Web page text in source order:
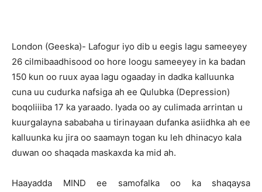
London (Geeska)- Lafogur iyo dib u eegis lagu sameeyey
26 cilmibaadhisood oo hore loogu sameeyey in ka badan
150 kun oo ruux ayaa lagu ogaaday in dadka kalluunka
cuna uu cudurka nafsiga ah ee Qulubka (Depression)
boqoliiiba 17 ka yaraado. Iyada oo ay culimada arrintan u
kuurgalayna sababaha u tirinayaan dufanka asiidhka ah ee
kalluunka ku jira oo saamayn togan ku leh dhinacyo kala
duwan oo shaqada maskaxda ka mid ah.
Haayadda MIND ee samofalka oo ka shaqaysa